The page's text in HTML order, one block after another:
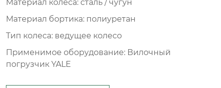
Материал колеса: сталь / чугун
Материал бортика: полиуретан
Тип колеса: ведущее колесо
Применимое оборудование: Вилочный
погрузчик YALE